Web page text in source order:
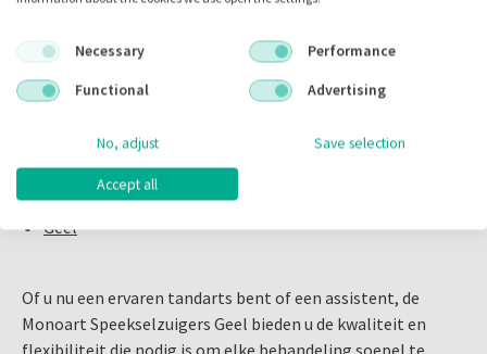
Pink
Blue Lagoon
Oranje
Lila
Transparant
Geel
Of u nu een ervaren tandarts bent of een assistent, de
Monoart Speekselzuigers Geel bieden u de kwaliteit en
flexibiliteit die nodig is om elke behandeling soepel te
Necessary
Performance
Functional
Advertising
No, adjust Save selection
Accept all